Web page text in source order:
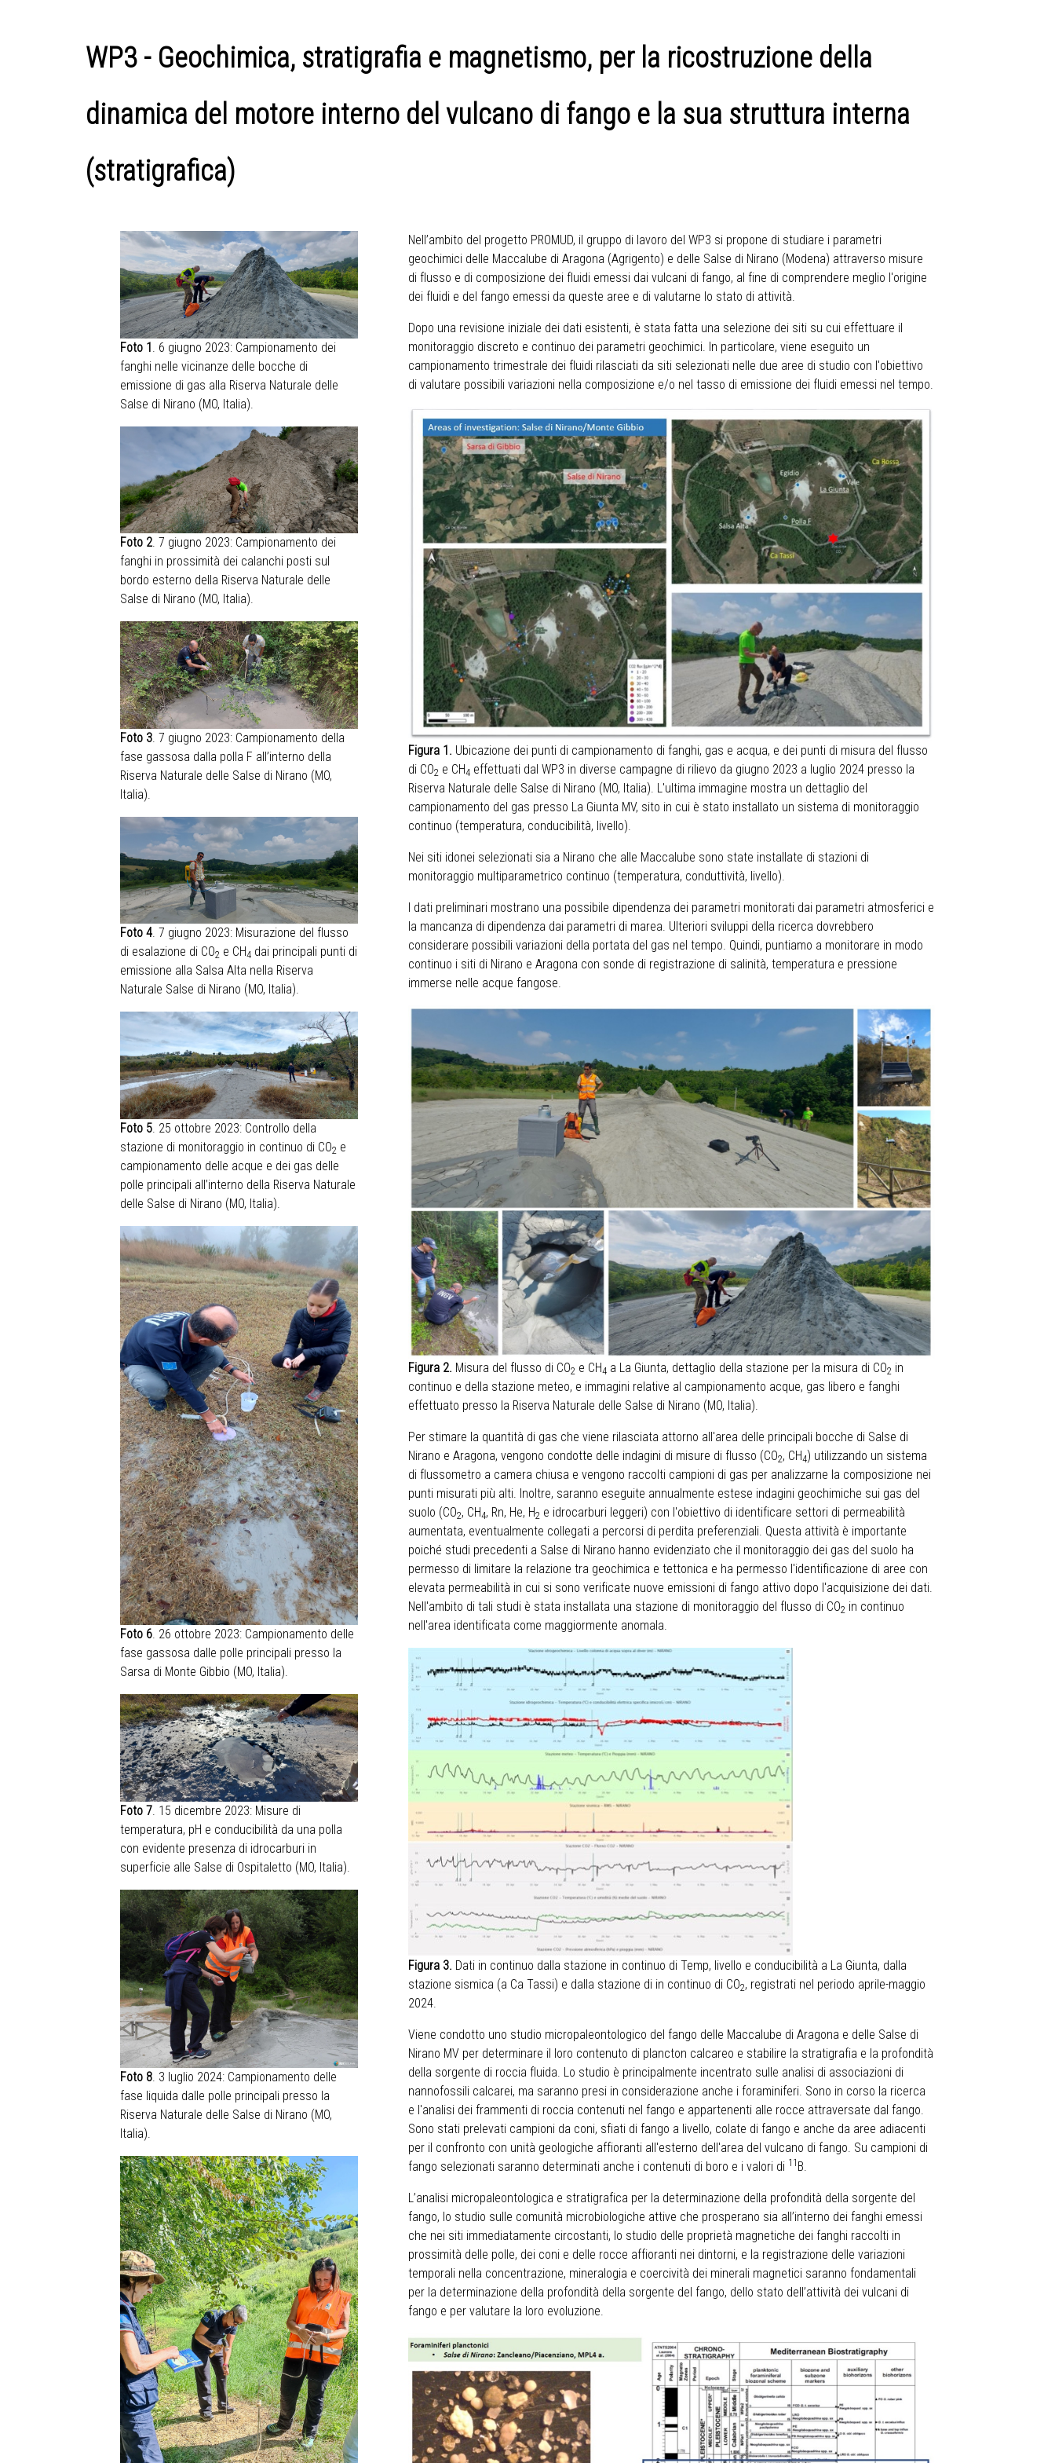
WP3 - Geochimica, stratigrafia e magnetismo, per la ricostruzione della
dinamica del motore interno del vulcano di fango e la sua struttura interna
(stratigrafica)
Foto 1 . 6 giugno 2023: Campionamento dei
fanghi nelle vicinanze delle bocche di
emissione di gas alla Riserva Naturale delle
Salse di Nirano (MO, Italia).
Foto 2. 7 giugno 2023: Campionamento dei
fanghi in prossimità dei calanchi posti sul
bordo esterno della Riserva Naturale delle
Salse di Nirano (MO, Italia).
Foto 3 . 7 giugno 2023: Campionamento della
fase gassosa dalla polla F all’interno della
Riserva Naturale delle Salse di Nirano (MO,
Italia).
Foto 4. 7 giugno 2023: Misurazione del flusso
di esalazione di CO2 e CH4 dai principali punti di
emissione alla Salsa Alta nella Riserva
Naturale Salse di Nirano (MO, Italia).
Foto 5 . 25 ottobre 2023: Controllo della
stazione di monitoraggio in continuo di CO2 e
campionamento delle acque e dei gas delle
polle principali all’interno della Riserva Naturale
delle Salse di Nirano (MO, Italia).
Foto 6. 26 ottobre 2023: Campionamento delle
fase gassosa dalle polle principali presso la
Sarsa di Monte Gibbio (MO, Italia).
Foto 7. 15 dicembre 2023: Misure di
temperatura, pH e conducibilità da una polla
con evidente presenza di idrocarburi in
superficie alle Salse di Ospitaletto (MO, Italia).
Foto 8. 3 luglio 2024: Campionamento delle
fase liquida dalle polle principali presso la
Riserva Naturale delle Salse di Nirano (MO,
Italia).
Nell’ambito del progetto PROMUD, il gruppo di lavoro del WP3 si propone di studiare i parametri
geochimici delle Maccalube di Aragona (Agrigento) e delle Salse di Nirano (Modena) attraverso misure
di flusso e di composizione dei fluidi emessi dai vulcani di fango, al fine di comprendere meglio l'origine
dei fluidi e del fango emessi da queste aree e di valutarne lo stato di attività.
Dopo una revisione iniziale dei dati esistenti, è stata fatta una selezione dei siti su cui effettuare il
monitoraggio discreto e continuo dei parametri geochimici. In particolare, viene eseguito un
campionamento trimestrale dei fluidi rilasciati da siti selezionati nelle due aree di studio con l'obiettivo
di valutare possibili variazioni nella composizione e/o nel tasso di emissione dei fluidi emessi nel tempo.
Figura 1. Ubicazione dei punti di campionamento di fanghi, gas e acqua, e dei punti di misura del flusso
di CO2 e CH4 effettuati dal WP3 in diverse campagne di rilievo da giugno 2023 a luglio 2024 presso la
Riserva Naturale delle Salse di Nirano (MO, Italia). L'ultima immagine mostra un dettaglio del
campionamento del gas presso La Giunta MV, sito in cui è stato installato un sistema di monitoraggio
continuo (temperatura, conducibilità, livello).
Nei siti idonei selezionati sia a Nirano che alle Maccalube sono state installate di stazioni di
monitoraggio multiparametrico continuo (temperatura, conduttività, livello).
I dati preliminari mostrano una possibile dipendenza dei parametri monitorati dai parametri atmosferici e
la mancanza di dipendenza dai parametri di marea. Ulteriori sviluppi della ricerca dovrebbero
considerare possibili variazioni della portata del gas nel tempo. Quindi, puntiamo a monitorare in modo
continuo i siti di Nirano e Aragona con sonde di registrazione di salinità, temperatura e pressione
immerse nelle acque fangose.
Figura 2. Misura del flusso di CO2 e CH4 a La Giunta, dettaglio della stazione per la misura di CO2 in
continuo e della stazione meteo, e immagini relative al campionamento acque, gas libero e fanghi
effettuato presso la Riserva Naturale delle Salse di Nirano (MO, Italia).
Per stimare la quantità di gas che viene rilasciata attorno all'area delle principali bocche di Salse di
Nirano e Aragona, vengono condotte delle indagini di misure di flusso (CO2, CH4) utilizzando un sistema
di flussometro a camera chiusa e vengono raccolti campioni di gas per analizzarne la composizione nei
punti misurati più alti. Inoltre, saranno eseguite annualmente estese indagini geochimiche sui gas del
suolo (CO2, CH4, Rn, He, H2 e idrocarburi leggeri) con l'obiettivo di identificare settori di permeabilità
aumentata, eventualmente collegati a percorsi di perdita preferenziali. Questa attività è importante
poiché studi precedenti a Salse di Nirano hanno evidenziato che il monitoraggio dei gas del suolo ha
permesso di limitare la relazione tra geochimica e tettonica e ha permesso l'identificazione di aree con
elevata permeabilità in cui si sono verificate nuove emissioni di fango attivo dopo l'acquisizione dei dati.
Nell'ambito di tali studi è stata installata una stazione di monitoraggio del flusso di CO2 in continuo
nell'area identificata come maggiormente anomala.
Figura 3. Dati in continuo dalla stazione in continuo di Temp, livello e conducibilità a La Giunta, dalla
stazione sismica (a Ca Tassi) e dalla stazione di in continuo di CO2, registrati nel periodo aprile-maggio
2024.
Viene condotto uno studio micropaleontologico del fango delle Maccalube di Aragona e delle Salse di
Nirano MV per determinare il loro contenuto di plancton calcareo e stabilire la stratigrafia e la profondità
della sorgente di roccia fluida. Lo studio è principalmente incentrato sulle analisi di associazioni di
nannofossili calcarei, ma saranno presi in considerazione anche i foraminiferi. Sono in corso la ricerca
e l'analisi dei frammenti di roccia contenuti nel fango e appartenenti alle rocce attraversate dal fango.
Sono stati prelevati campioni da coni, sfiati di fango a livello, colate di fango e anche da aree adiacenti
per il confronto con unità geologiche affioranti all'esterno dell'area del vulcano di fango. Su campioni di
fango selezionati saranno determinati anche i contenuti di boro e i valori di 11 B.
L’analisi micropaleontologica e stratigrafica per la determinazione della profondità della sorgente del
fango, lo studio sulle comunità microbiologiche attive che prosperano sia all’interno dei fanghi emessi
che nei siti immediatamente circostanti, lo studio delle proprietà magnetiche dei fanghi raccolti in
prossimità delle polle, dei coni e delle rocce affioranti nei dintorni, e la registrazione delle variazioni
temporali nella concentrazione, mineralogia e coercività dei minerali magnetici saranno fondamentali
per la determinazione della profondità della sorgente del fango, dello stato dell’attività dei vulcani di
fango e per valutare la loro evoluzione.